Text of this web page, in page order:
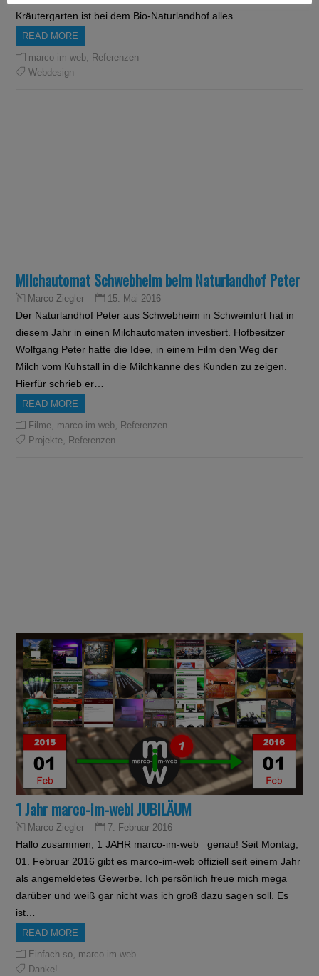
Kräutergarten ist bei dem Bio-Naturlandhof alles…
READ MORE
marco-im-web
Referenzen
Webdesign
Milchautomat Schwebheim beim Naturlandhof Peter
Marco Ziegler 15. Mai 2016
Der Naturlandhof Peter aus Schwebheim in Schweinfurt hat in
diesem Jahr in einen Milchautomaten investiert. Hofbesitzer
Wolfgang Peter hatte die Idee, in einem Film den Weg der
Milch vom Kuhstall in die Milchkanne des Kunden zu zeigen.
Hierfür schrieb er…
READ MORE
Filme marco-im-web Referenzen
Projekte Referenzen
1 Jahr marco-im-web! JUBILÄUM
Marco Ziegler 7. Februar 2016
Hallo zusammen, 1 JAHR marco-im-web genau! Seit Montag,
01. Februar 2016 gibt es marco-im-web offiziell seit einem Jahr
als angemeldetes Gewerbe. Ich persönlich freue mich mega
darüber und weiß gar nicht was ich groß dazu sagen soll. Es
ist…
READ MORE
Einfach so marco-im-web
Danke!